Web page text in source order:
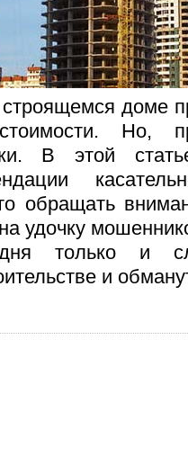
доме
Но,
В этой
обращать
удочку
только и
и